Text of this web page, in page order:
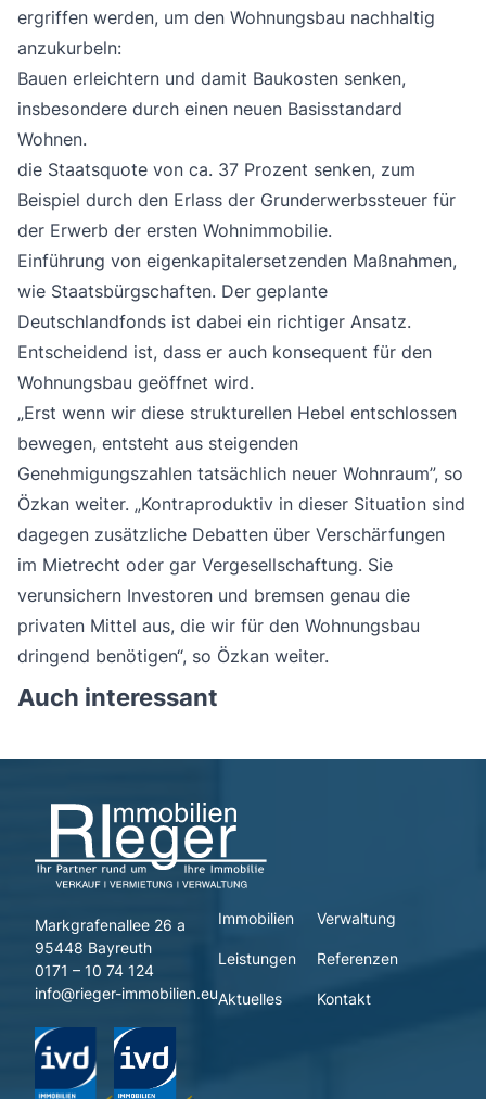
ergriffen werden, um den Wohnungsbau nachhaltig
anzukurbeln:
Bauen erleichtern und damit Baukosten senken,
insbesondere durch einen neuen Basisstandard
Wohnen.
die Staatsquote von ca. 37 Prozent senken, zum
Beispiel durch den Erlass der Grunderwerbssteuer für
der Erwerb der ersten Wohnimmobilie.
Einführung von eigenkapitalersetzenden Maßnahmen,
wie Staatsbürgschaften. Der geplante
Deutschlandfonds ist dabei ein richtiger Ansatz.
Entscheidend ist, dass er auch konsequent für den
Wohnungsbau geöffnet wird.
„Erst wenn wir diese strukturellen Hebel entschlossen
bewegen, entsteht aus steigenden
Genehmigungszahlen tatsächlich neuer Wohnraum”, so
Özkan weiter. „Kontraproduktiv in dieser Situation sind
dagegen zusätzliche Debatten über Verschärfungen
im Mietrecht oder gar Vergesellschaftung. Sie
verunsichern Investoren und bremsen genau die
privaten Mittel aus, die wir für den Wohnungsbau
dringend benötigen“, so Özkan weiter.
Auch interessant
Markgrafenallee 26 a
95448 Bayreuth
0171 – 10 74 124
info@rieger-immobilien.eu
Immobilien Verwaltung
Leistungen Referenzen
Aktuelles Kontakt